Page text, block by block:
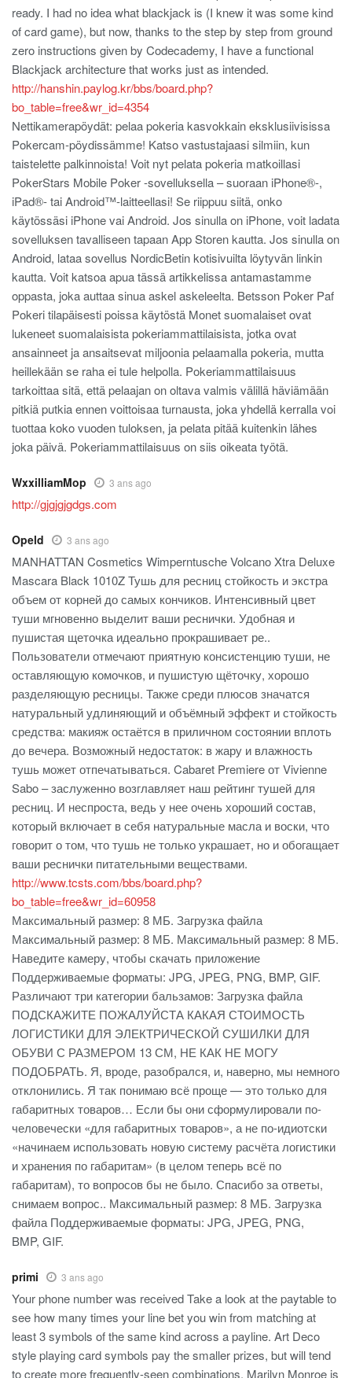
ready. I had no idea what blackjack is (I knew it was some kind
of card game), but now, thanks to the step by step from ground
zero instructions given by Codecademy, I have a functional
Blackjack architecture that works just as intended.
http://hanshin.paylog.kr/bbs/board.php?
bo_table=free&wr_id=4354
Nettikamerapöydät: pelaa pokeria kasvokkain eksklusiivisissa
Pokercam-pöydissämme! Katso vastustajaasi silmiin, kun
taistelette palkinnoista! Voit nyt pelata pokeria matkoillasi
PokerStars Mobile Poker -sovelluksella – suoraan iPhone®-,
iPad®- tai Android™-laitteellasi! Se riippuu siitä, onko
käytössäsi iPhone vai Android. Jos sinulla on iPhone, voit ladata
sovelluksen tavalliseen tapaan App Storen kautta. Jos sinulla on
Android, lataa sovellus NordicBetin kotisivuilta löytyvän linkin
kautta. Voit katsoa apua tässä artikkelissa antamastamme
oppasta, joka auttaa sinua askel askeleelta. Betsson Poker Paf
Pokeri tilapäisesti poissa käytöstä Monet suomalaiset ovat
lukeneet suomalaisista pokeriammattilaisista, jotka ovat
ansainneet ja ansaitsevat miljoonia pelaamalla pokeria, mutta
heillekään se raha ei tule helpolla. Pokeriammattilaisuus
tarkoittaa sitä, että pelaajan on oltava valmis välillä häviämään
pitkiä putkia ennen voittoisaa turnausta, joka yhdellä kerralla voi
tuottaa koko vuoden tuloksen, ja pelata pitää kuitenkin lähes
joka päivä. Pokeriammattilaisuus on siis oikeata työtä.
WxxilliamMop 3 ans ago
http://gjgjgjgdgs.com
Opeld 3 ans ago
MANHATTAN Cosmetics Wimperntusche Volcano Xtra Deluxe
Mascara Black 1010Z Тушь для ресниц стойкость и экстра
объем от корней до самых кончиков. Интенсивный цвет
туши мгновенно выделит ваши реснички. Удобная и
пушистая щеточка идеально прокрашивает ре..
Пользователи отмечают приятную консистенцию туши, не
оставляющую комочков, и пушистую щёточку, хорошо
разделяющую ресницы. Также среди плюсов значатся
натуральный удлиняющий и объёмный эффект и стойкость
средства: макияж остаётся в приличном состоянии вплоть
до вечера. Возможный недостаток: в жару и влажность
тушь может отпечатываться. Cabaret Premiere от Vivienne
Sabo – заслуженно возглавляет наш рейтинг тушей для
ресниц. И неспроста, ведь у нее очень хороший состав,
который включает в себя натуральные масла и воски, что
говорит о том, что тушь не только украшает, но и обогащает
ваши реснички питательными веществами.
http://www.tcsts.com/bbs/board.php?
bo_table=free&wr_id=60958
Максимальный размер: 8 МБ. Загрузка файла
Максимальный размер: 8 МБ. Максимальный размер: 8 МБ.
Наведите камеру, чтобы скачать приложение
Поддерживаемые форматы: JPG, JPEG, PNG, BMP, GIF.
Различают три категории бальзамов: Загрузка файла
ПОДСКАЖИТЕ ПОЖАЛУЙСТА КАКАЯ СТОИМОСТЬ
ЛОГИСТИКИ ДЛЯ ЭЛЕКТРИЧЕСКОЙ СУШИЛКИ ДЛЯ
ОБУВИ С РАЗМЕРОМ 13 СМ, НЕ КАК НЕ МОГУ
ПОДОБРАТЬ. Я, вроде, разобрался, и, наверно, мы немного
отклонились. Я так понимаю всё проще — это только для
габаритных товаров… Если бы они сформулировали по-
человечески «для габаритных товаров», а не по-идиотски
«начинаем использовать новую систему расчёта логистики
и хранения по габаритам» (в целом теперь всё по
габаритам), то вопросов бы не было. Спасибо за ответы,
снимаем вопрос.. Максимальный размер: 8 МБ. Загрузка
файла Поддерживаемые форматы: JPG, JPEG, PNG,
BMP, GIF.
primi 3 ans ago
Your phone number was received Take a look at the paytable to
see how many times your line bet you win from matching at
least 3 symbols of the same kind across a payline. Art Deco
style playing card symbols pay the smaller prizes, but will tend
to create more frequently-seen combinations. Marilyn Monroe is